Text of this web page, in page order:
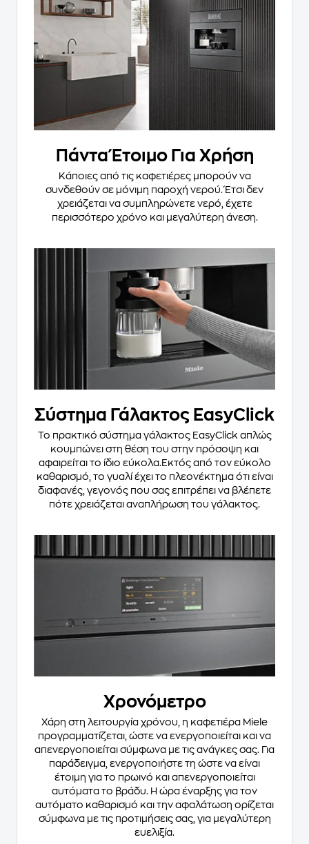
Πάντα Έτοιμο Για Χρήση
Κάποιες από τις καφετιέρες μπορούν να
συνδεθούν σε μόνιμη παροχή νερού. Έτσι δεν
χρειάζεται να συμπληρώνετε νερό, έχετε
περισσότερο χρόνο και μεγαλύτερη άνεση.
Σύστημα Γάλακτος EasyClick
Το πρακτικό σύστημα γάλακτος EasyClick απλώς
κουμπώνει στη θέση του στην πρόσοψη και
αφαιρείται το ίδιο εύκολα.Εκτός από τον εύκολο
καθαρισμό, το γυαλί έχει το πλεονέκτημα ότι είναι
διαφανές, γεγονός που σας επιτρέπει να βλέπετε
πότε χρειάζεται αναπλήρωση του γάλακτος.
Χρονόμετρο
Χάρη στη λειτουργία χρόνου, η καφετιέρα Miele
προγραμματίζεται, ώστε να ενεργοποιείται και να
απενεργοποιείται σύμφωνα με τις ανάγκες σας. Για
παράδειγμα, ενεργοποιήστε τη ώστε να είναι
έτοιμη για το πρωινό και απενεργοποιείται
αυτόματα το βράδυ. Η ώρα έναρξης για τον
αυτόματο καθαρισμό και την αφαλάτωση ορίζεται
σύμφωνα με τις προτιμήσεις σας, για μεγαλύτερη
ευελιξία.